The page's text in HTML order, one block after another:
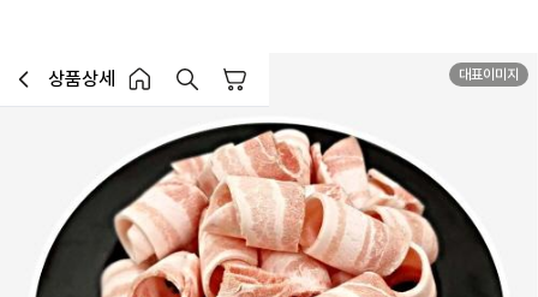
이전페이지로 이동
상품상세
홈 버튼홈 장바구니
2mm 대표이미지